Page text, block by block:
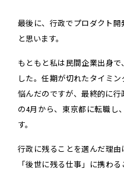
最後に、行政でプロダクト
と思います。
もともと私は民間企業出身
した。任期が切れたタイミ
悩んだのですが、最終的に
の4月から、東京都に転職し
す。
行政に残ることを選んだ理
「後世に残る仕事」に携わ